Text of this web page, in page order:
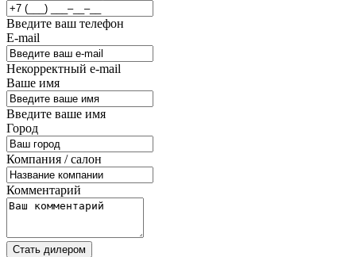
Введите ваш телефон
E-mail
Некорректный e-mail
Ваше имя
Введите ваше имя
Город
Компания / салон
Комментарий
Стать дилером